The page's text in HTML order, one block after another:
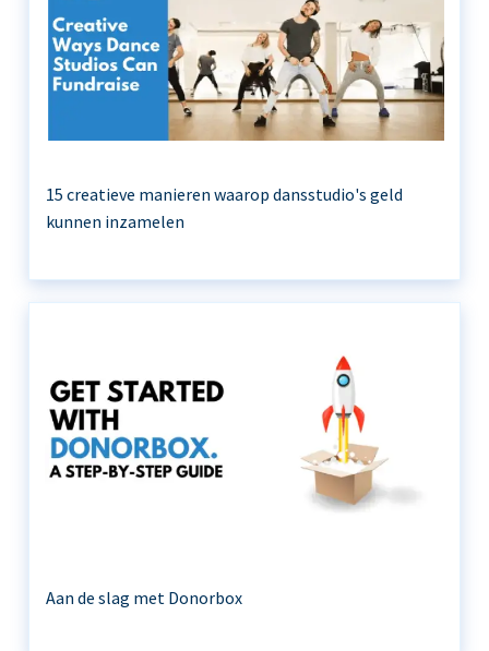
15 creatieve manieren waarop dansstudio's geld
kunnen inzamelen
Aan de slag met Donorbox